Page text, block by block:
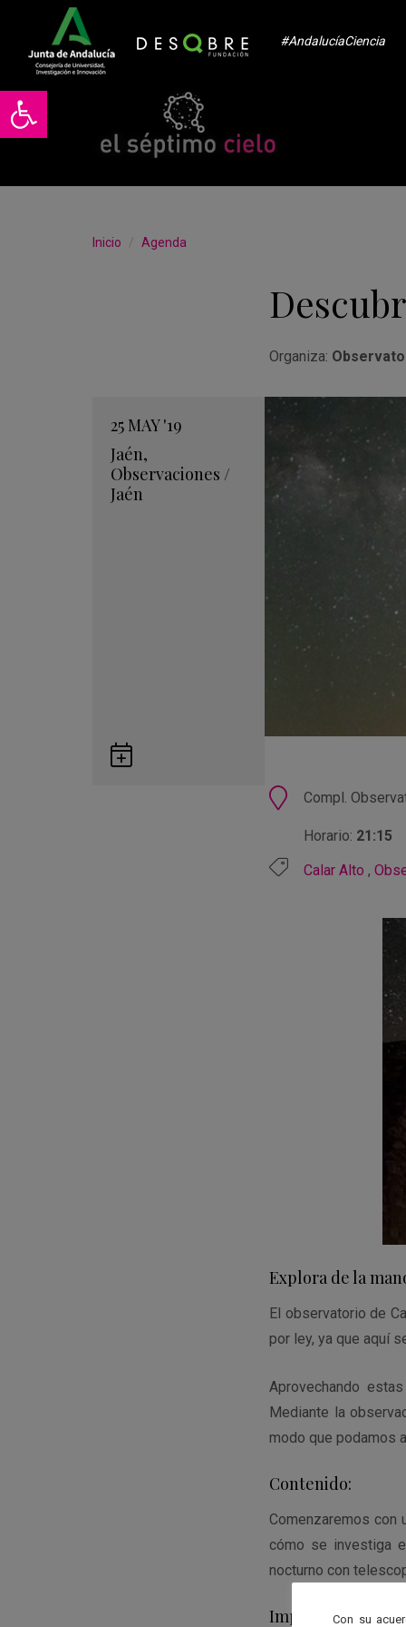
Abrir barra de herramientas
#AndalucíaCiencia
Inicio Agenda
Organiza:
25 MAY'19
Jaén,
Observaciones /
Jaén
Guardar
en
Ubicación
Compl.
Horario: 21:15
Calar Alto ,
Explora de la
El observatorio de
por ley, ya que aquí
Aprovechando
Mediante la
modo que podamos
Contenido:
Comenzaremos con
cómo se investiga
nocturno con
Importante:Con su